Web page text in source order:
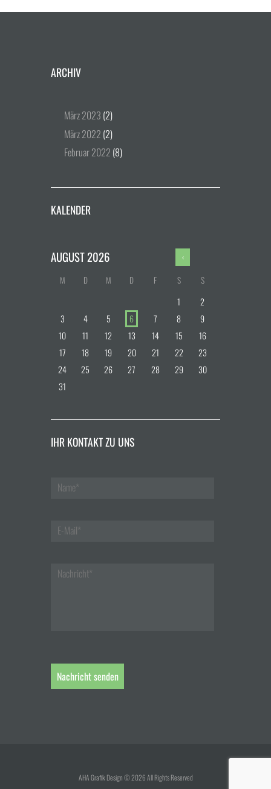
ARCHIV
März2023 (2)
März2022 (2)
Februar2022 (8)
KALENDER
AUGUST2026
M D M D F S S
1
2
3
4 5 6 7 8
9
10
11 12 13 14 15
16
17
18 19 20 21 22
23
24
25 26 27 28 29
30
31
IHR KONTAKT ZU UNS
AHA Grafik Design © 2026 All Rights Reserved